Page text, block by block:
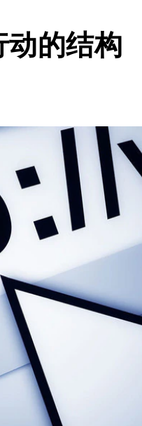
动的结构